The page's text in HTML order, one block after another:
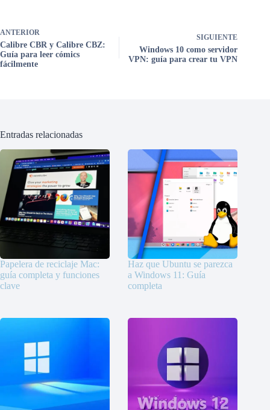
ANTERIOR
Calibre CBR y Calibre CBZ:
Guía para leer cómics
fácilmente
SIGUIENTE
Windows 10 como servidor
VPN: guía para crear tu VPN
Entradas relacionadas
Papelera de reciclaje Mac:
guía completa y funciones
clave
Haz que Ubuntu se parezca
a Windows 11: Guía
completa